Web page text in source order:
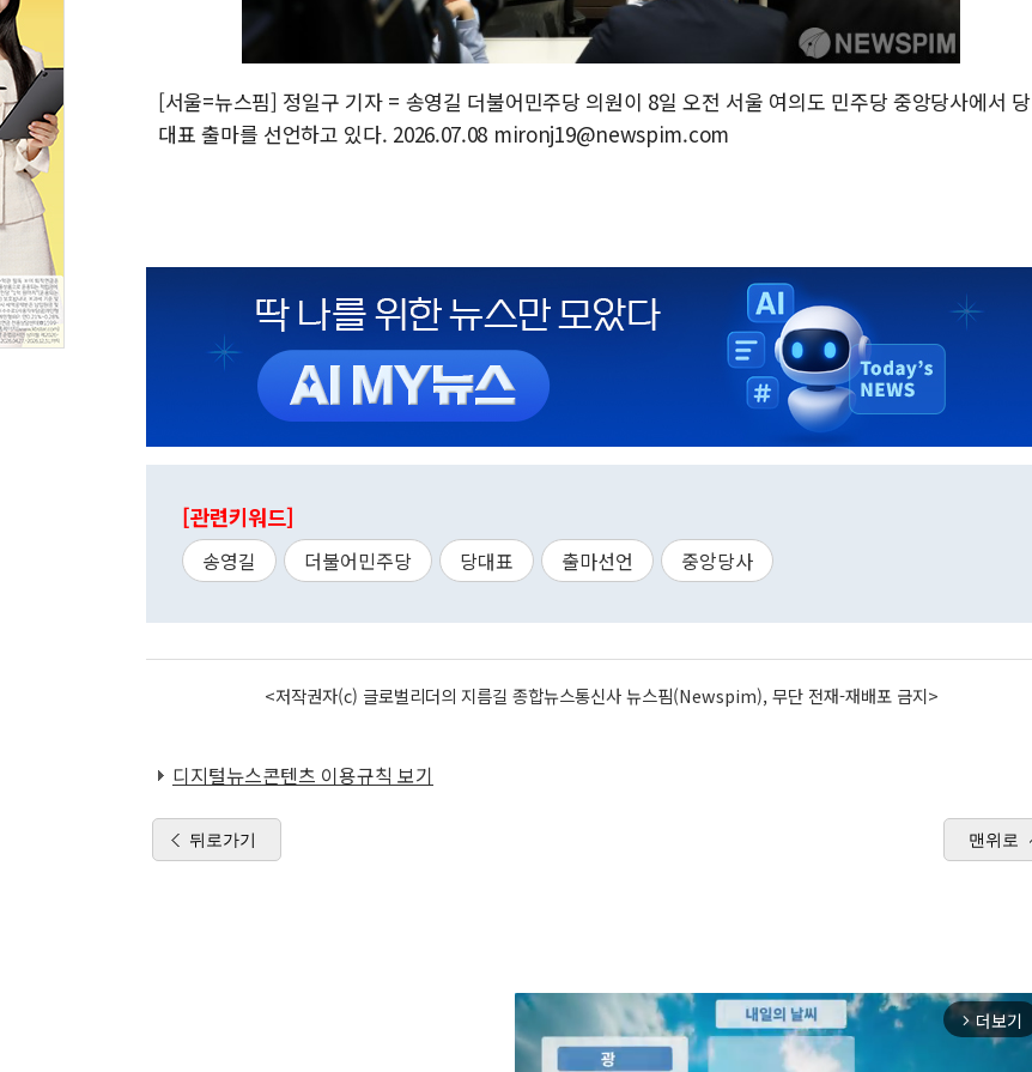
[서울=뉴스핌] 정일구 기자 = 송영길 더불어민주당 의원이 8일 오전 서울 여의도 민주당 중앙당사에서 당
대표 출마를 선언하고 있다. 2026.07.08 mironj19@newspim.com
[관련키워드]
송영길 더불어민주당 당대표 출마선언 중앙당사
<저작권자(c) 글로벌리더의 지름길 종합뉴스통신사 뉴스핌(Newspim), 무단 전재-재배포 금지>
디지털뉴스콘텐츠 이용규칙 보기
뒤로가기 맨위로
arrow_forward_ios 더보기